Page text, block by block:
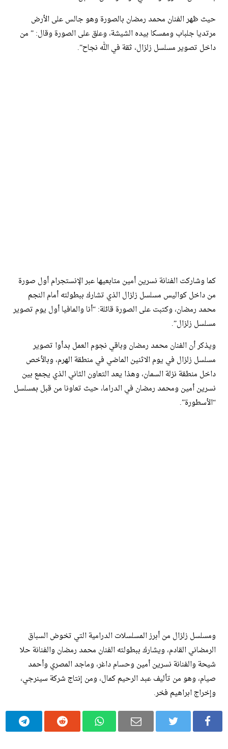
حيث ظهر الفنان محمد رمضان بالصورة وهو جالس على الأرض
مرتديا جلباب وممسكا بيده الشيشة، وعلق على الصورة وقال: ” من
داخل تصوير مسلسل زلزال، ثقة في الله نجاح”.
كما وشاركت الفنانة نسرين أمين متابعيها عبر الإنستجرام أول صورة
من داخل كواليس مسلسل زلزال الذي تشارك ببطولته أمام النجم
محمد رمضان، وكتبت على الصورة قائلة: “أنا والمافيا أول يوم تصوير
مسلسل زلزال”.
ويذكر أن الفنان محمد رمضان وباقي نجوم العمل بدأوا تصوير
مسلسل زلزال في يوم الاثنين الماضي في منطقة الهرم، وبالأخص
داخل منطقة نزلة السمان، وهذا يعد التعاون الثاني الذي يجمع بين
نسرين أمين ومحمد رمضان في الدراما، حيث تعاونا من قبل بمسلسل
“الأسطورة”.
ومسلسل زلزال من أبرز المسلسلات الدرامية التي تخوض السباق
الرمضاني القادم، ويشارك ببطولته الفنان محمد رمضان والفنانة حلا
شيحة والفنانة نسرين أمين وحسام داغر، وماجد المصري وأحمد
صيام، وهو من تأليف عبد الرحيم كمال، ومن إنتاج شركة سينرجي،
وإخراج ابراهيم فخر.